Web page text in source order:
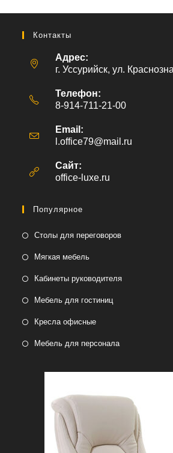
Контакты
Адрес:
г. Уссурийск, ул.
Телефон:
8-914-711-21-00
Email:
l.office79@mail.ru
Сайт:
office-luxe.ru
Популярное
Столы для переговоров
Мягкая мебель
Кабинеты руководителя
Мебель для гостиниц
Кресла офисные
Мебель для персонала